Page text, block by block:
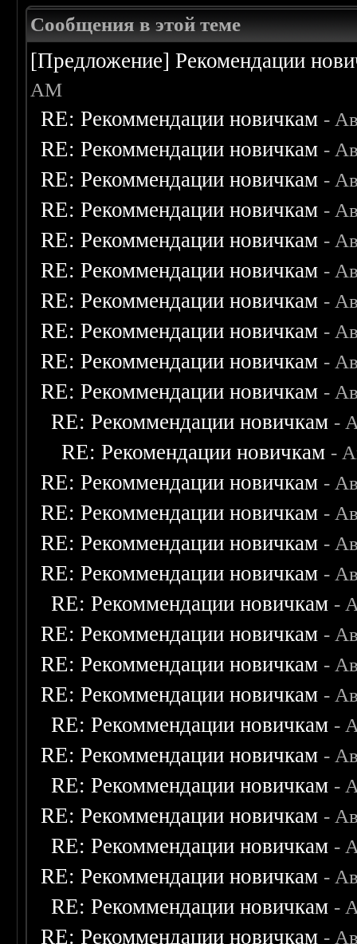
Сообщения в этой теме
[Предложение] Рекомендации
AM
RE: Рекоммендации новичкам -
RE: Рекоммендации новичкам -
RE: Рекоммендации новичкам -
RE: Рекоммендации новичкам -
RE: Рекоммендации новичкам -
RE: Рекоммендации новичкам -
RE: Рекоммендации новичкам -
RE: Рекоммендации новичкам -
RE: Рекоммендации новичкам -
RE: Рекоммендации новичкам -
RE: Рекоммендации новичкам -
RE: Рекомендации новичкам -
RE: Рекоммендации новичкам -
RE: Рекоммендации новичкам -
RE: Рекоммендации новичкам -
RE: Рекоммендации новичкам -
RE: Рекоммендации новичкам -
RE: Рекоммендации новичкам -
RE: Рекоммендации новичкам -
RE: Рекоммендации новичкам -
RE: Рекоммендации новичкам -
RE: Рекоммендации новичкам -
RE: Рекоммендации новичкам -
RE: Рекоммендации новичкам -
RE: Рекоммендации новичкам -
RE: Рекоммендации новичкам -
RE: Рекоммендации новичкам -
RE: Рекоммендации новичкам -